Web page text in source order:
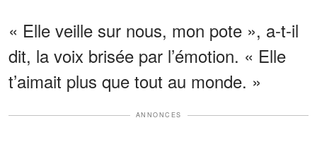
« Elle veille sur nous, mon pote », a-t-il
dit, la voix brisée par l’émotion. « Elle
t’aimait plus que tout au monde. »
ANNONCES